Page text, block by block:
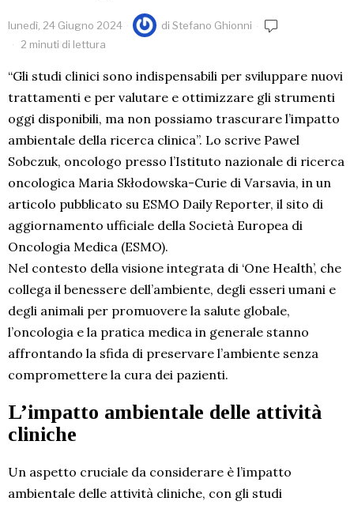
lunedì, 24 Giugno 2024 di Stefano Ghionni
2 minuti di lettura
“Gli studi clinici sono indispensabili per sviluppare nuovi
trattamenti e per valutare e ottimizzare gli strumenti
oggi disponibili, ma non possiamo trascurare l’impatto
ambientale della ricerca clinica”. Lo scrive Pawel
Sobczuk, oncologo presso l’Istituto nazionale di ricerca
oncologica Maria Skłodowska-Curie di Varsavia, in un
articolo pubblicato su ESMO Daily Reporter, il sito di
aggiornamento ufficiale della Società Europea di
Oncologia Medica (ESMO).
Nel contesto della visione integrata di ‘One Health’, che
collega il benessere dell’ambiente, degli esseri umani e
degli animali per promuovere la salute globale,
l’oncologia e la pratica medica in generale stanno
affrontando la sfida di preservare l’ambiente senza
compromettere la cura dei pazienti.
L’impatto ambientale delle attività
cliniche
Un aspetto cruciale da considerare è l’impatto
ambientale delle attività cliniche, con gli studi